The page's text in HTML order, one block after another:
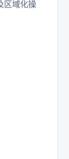
区域化操